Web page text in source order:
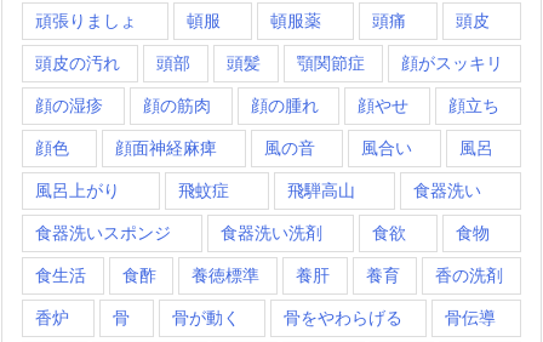
頑張りましょ 頓服 頓服薬 頭痛 頭皮
頭皮の汚れ 頭部 頭髪 顎関節症 顔がスッキリ
顔の湿疹 顔の筋肉 顔の腫れ 顔やせ 顔立ち
顔色 顔面神経麻痺 風の音 風合い 風呂
風呂上がり 飛蚊症 飛騨高山 食器洗い
食器洗いスポンジ 食器洗い洗剤 食欲 食物
食生活 食酢 養徳標準 養肝 養育 香の洗剤
香炉 骨 骨が動く 骨をやわらげる 骨伝導